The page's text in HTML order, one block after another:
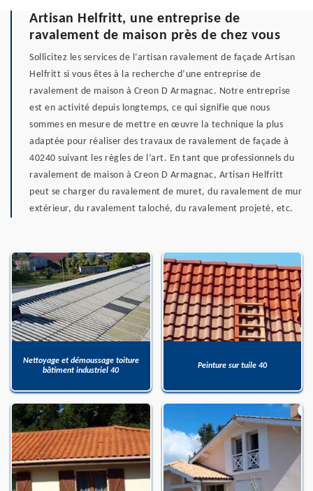
Artisan Helfritt, une entreprise de
ravalement de maison près de chez vous
Sollicitez les services de l’artisan ravalement de façade Artisan
Helfritt si vous êtes à la recherche d’une entreprise de
ravalement de maison à Creon D Armagnac. Notre entreprise
est en activité depuis longtemps, ce qui signifie que nous
sommes en mesure de mettre en œuvre la technique la plus
adaptée pour réaliser des travaux de ravalement de façade à
40240 suivant les règles de l’art. En tant que professionnels du
ravalement de maison à Creon D Armagnac, Artisan Helfritt
peut se charger du ravalement de muret, du ravalement de mur
extérieur, du ravalement taloché, du ravalement projeté, etc.
Nettoyage et démoussage toiture
bâtiment industriel 40
Peinture sur tuile 40